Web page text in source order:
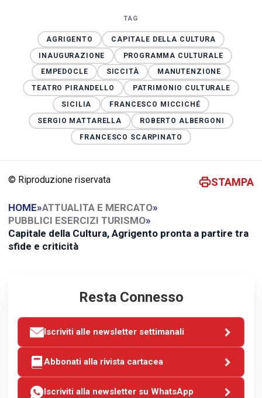
TAG
AGRIGENTO
CAPITALE DELLA CULTURA
INAUGURAZIONE
PROGRAMMA CULTURALE
EMPEDOCLE
SICCITÀ
MANUTENZIONE
TEATRO PIRANDELLO
PATRIMONIO CULTURALE
SICILIA
FRANCESCO MICCICHÉ
SERGIO MATTARELLA
ROBERTO ALBERGONI
FRANCESCO SCARPINATO
© Riproduzione riservata STAMPA
HOME»ATTUALITA E MERCATO»
PUBBLICI ESERCIZI TURISMO»
Capitale della Cultura, Agrigento pronta a partire tra
sfide e criticità
Resta Connesso
Iscriviti alle newsletter settimanali
Abbonati alla rivista cartacea
Iscriviti alla newsletter su WhatsApp